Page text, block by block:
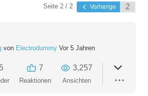
Seite 2 / 2 Vorherige
von Electrodummy Vor 5 Jahren
5 7
Reaktionen
3,257
Ansichten